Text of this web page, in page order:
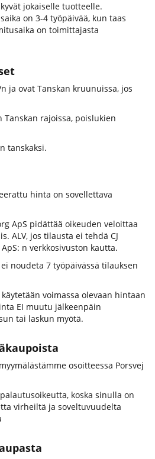
jokaiselle tuotteelle.
on 3-4 työpäivää, kun taas
on toimittajasta
ja ovat Tanskan kruunuissa, jos
Tanskan rajoissa, poislukien
tanskaksi.
hinta on sovellettava
ApS pidättää oikeuden veloittaa
ALV, jos tilausta ei tehdä CJ
n verkkosivuston kautta.
noudeta 7 työpäivässä tilauksen
voimassa olevaan hintaan
EI muutu jälkeenpäin
tai laskun myötä.
osoitteessa Porsvej
koska sinulla on
virheiltä ja soveltuvuudelta